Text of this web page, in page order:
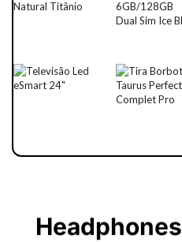
Headphones